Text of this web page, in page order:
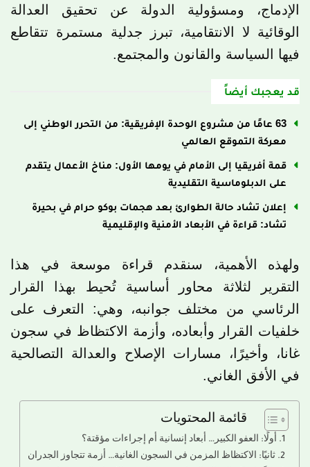
الإدماج، ومسؤولية الدولة عن تحقيق العدالة
الوقائية لا الانتقامية، تبرز جدلية مستمرة تتقاطع
فيها السياسة والقانون والمجتمع.
قد يعجبك أيضاً
63 عامًا من مشروع الوحدة الإفريقية: من التحرر الوطني إلى
معركة التموقع العالمي
قمة أفريقيا إلى الأمام في يومها الأول: مناخ الأعمال يتقدم
على الدبلوماسية التقليدية
إعلان تشاد حالة الطوارئ بعد هجمات بوكو حرام في بحيرة
تشاد: قراءة في الأبعاد الأمنية والإقليمية
ولهذه الأهمية، سنقدم قراءة موسعة في هذا
التقرير لثلاثة محاور أساسية تُحيط بهذا القرار
الرئاسي من مختلف جوانبه، وهي: التعرف على
خلفيات القرار وأبعاده، وأزمة الاكتظاظ في سجون
غانا، وأخيرًا، مسارات الإصلاح والعدالة التصالحية
في الأفق الغاني.
قائمة المحتويات
أولًا: العفو الكبير… أبعاد إنسانية أم إجراءات مؤقتة؟
ثانيًا: الاكتظاظ المزمن في السجون الغانية… أزمة تتجاوز الجدران